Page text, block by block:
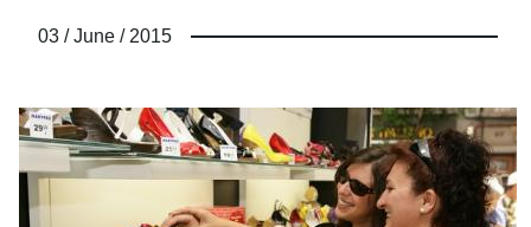
Pocos sin embargo se preguntan qué ocurre cuando
buena jubilación pero, en ocasiones, las personas
ciegas –que suelen optar por otro perro- no pueden
quedárselo por no contar con espacio para uno o
varios perros, por vivir solos o por cualquier otro
03 / June / 2015